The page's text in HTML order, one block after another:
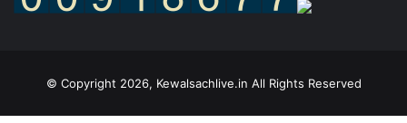
© Copyright 2026, Kewalsachlive.in All Rights Reserved